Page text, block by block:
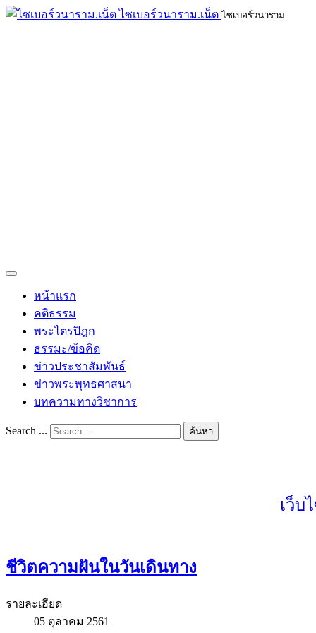
ไซเบอร์วนาราม.เน็ต ไซเบอร์วนาราม.
หน้าแรก
คติธรรม
พระไตรปิฎก
ธรรมะ/ข้อคิด
ข่าวประชาสัมพันธ์
ข่าวพระพุทธศาสนา
บทความทางวิชาการ
Search ... ค้นหา
เว็บ
ชีวิตความฝันในวันเดินทาง
รายละเอียด
05 ตุลาคม 2561